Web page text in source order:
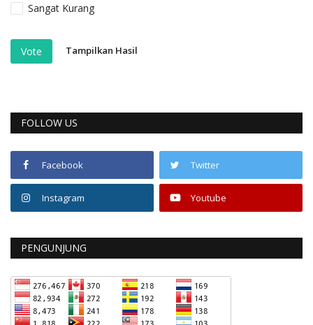
Sangat Kurang
Vote Tampilkan Hasil
FOLLOW US
Facebook Twitter
Instagram Youtube
PENGUNJUNG